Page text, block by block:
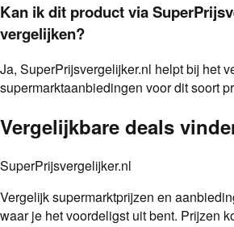
Kan ik dit product via
vergelijken?
Ja, SuperPrijsvergelijker.nl helpt bij het
supermarktaanbiedingen voor dit soort
Vergelijkbare deals
SuperPrijsvergelijker.nl
Vergelijk supermarktprijzen en
waar je het voordeligst uit bent. Prijzen